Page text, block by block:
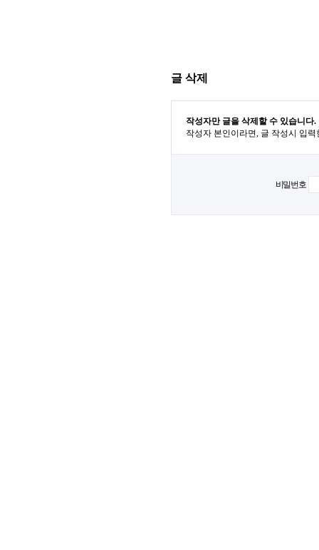
글 삭제
작성자만 글을 삭제할 수 있습니다.
작성자 본인이라면, 글 작성시 입
비밀번호